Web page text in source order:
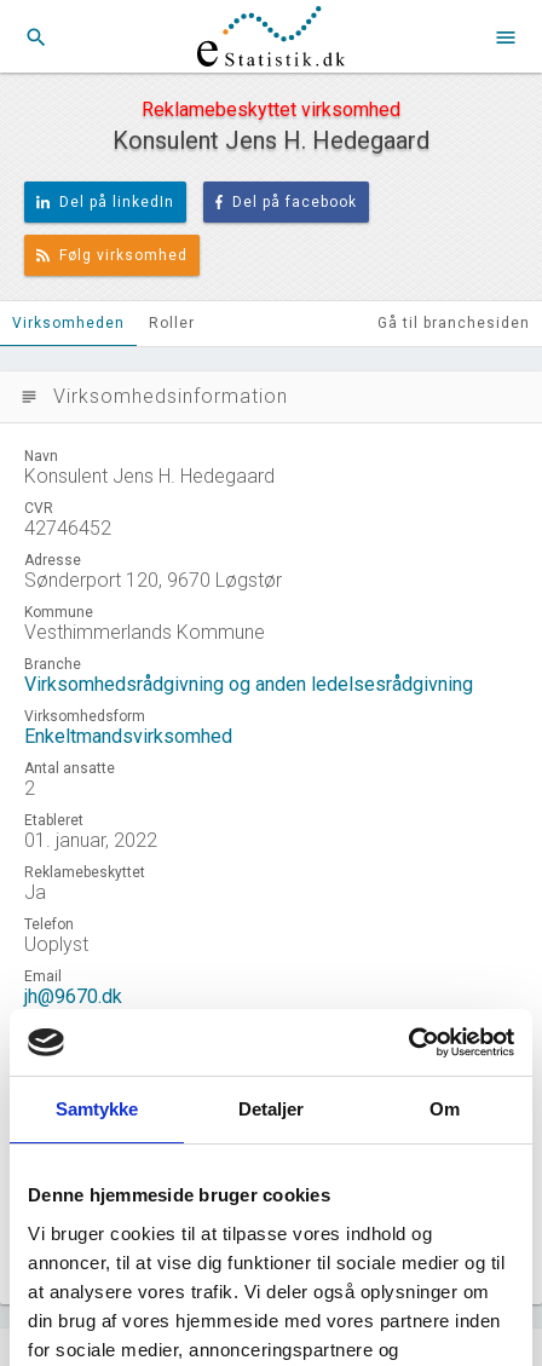
Samtykke Detaljer Om
Denne hjemmeside bruger cookies
Vi bruger cookies til at tilpasse vores indhold og
annoncer, til at vise dig funktioner til sociale medier og til
at analysere vores trafik. Vi deler også oplysninger om
din brug af vores hjemmeside med vores partnere inden
for sociale medier, annonceringspartnere og
search menu
Reklamebeskyttet virksomhed
Konsulent Jens H. Hedegaard
Del på linkedIn Del på facebook
Følg virksomhed
Virksomheden Roller Gå til branchesiden
subject Virksomhedsinformation
Navn
Konsulent Jens H. Hedegaard
CVR
42746452
Adresse
Sønderport 120, 9670 Løgstør
Kommune
Vesthimmerlands Kommune
Branche
Virksomhedsrådgivning og anden ledelsesrådgivning
Virksomhedsform
Enkeltmandsvirksomhed
Antal ansatte
2
Etableret
01. januar, 2022
Reklamebeskyttet
Ja
Telefon
Uoplyst
Email
jh@9670.dk
Hjemmeside
Konsulent Jens H. Hedegaard
Status
Aktiv
Uoplyst
Formål
Uoplyst
Tegningsregel
Uoplyst
show_chart Udvikling i antal ansatte